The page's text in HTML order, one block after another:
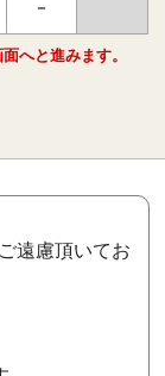
へと進みます。
遠慮頂いてお